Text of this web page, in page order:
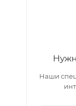
Наши